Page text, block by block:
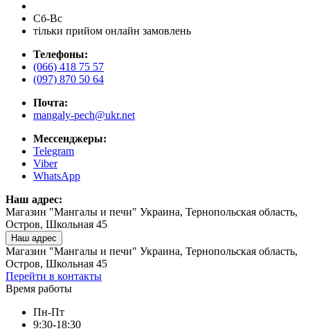
Сб-Вс
тільки прийом онлайн замовлень
Телефоны:
(066) 418 75 57
(097) 870 50 64
Почта:
mangaly-pech@ukr.net
Мессенджеры:
Telegram
Viber
WhatsApp
Наш адрес:
Магазин "Мангалы и печи" Украина, Тернопольская область,
Остров, Школьная 45
Наш адрес
Магазин "Мангалы и печи" Украина, Тернопольская область,
Остров, Школьная 45
Перейти в контакты
Время работы
Пн-Пт
9:30-18:30